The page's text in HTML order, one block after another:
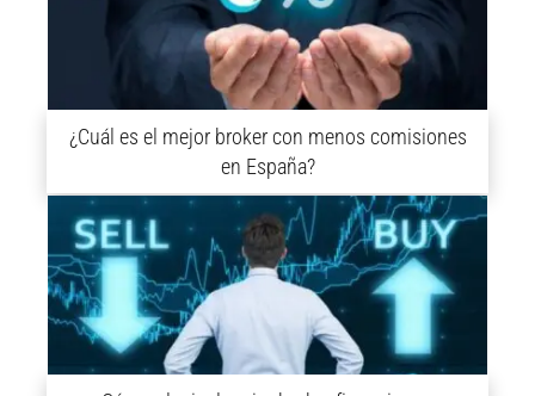
¿Cuál es el mejor broker con menos comisiones
en España?